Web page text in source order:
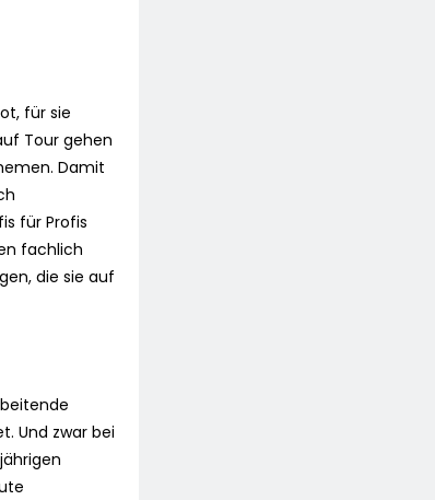
für sie
Tour gehen
Damit
für Profis
fachlich
die sie auf
Und zwar bei